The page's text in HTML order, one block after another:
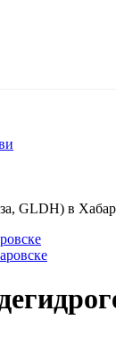
GLDH) в